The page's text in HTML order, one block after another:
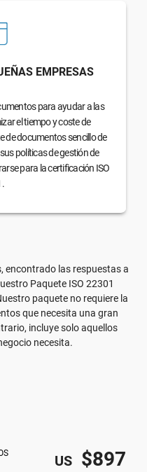
EMPRESAS
para ayudar a las
el tiempo y coste de
de documentos sencillo de
políticas de gestión de
para la certificación ISO
encontrado las respuestas a
Paquete ISO 22301
paquete no requiere la
que necesita una gran
incluye solo aquellos
necesita.
US $897